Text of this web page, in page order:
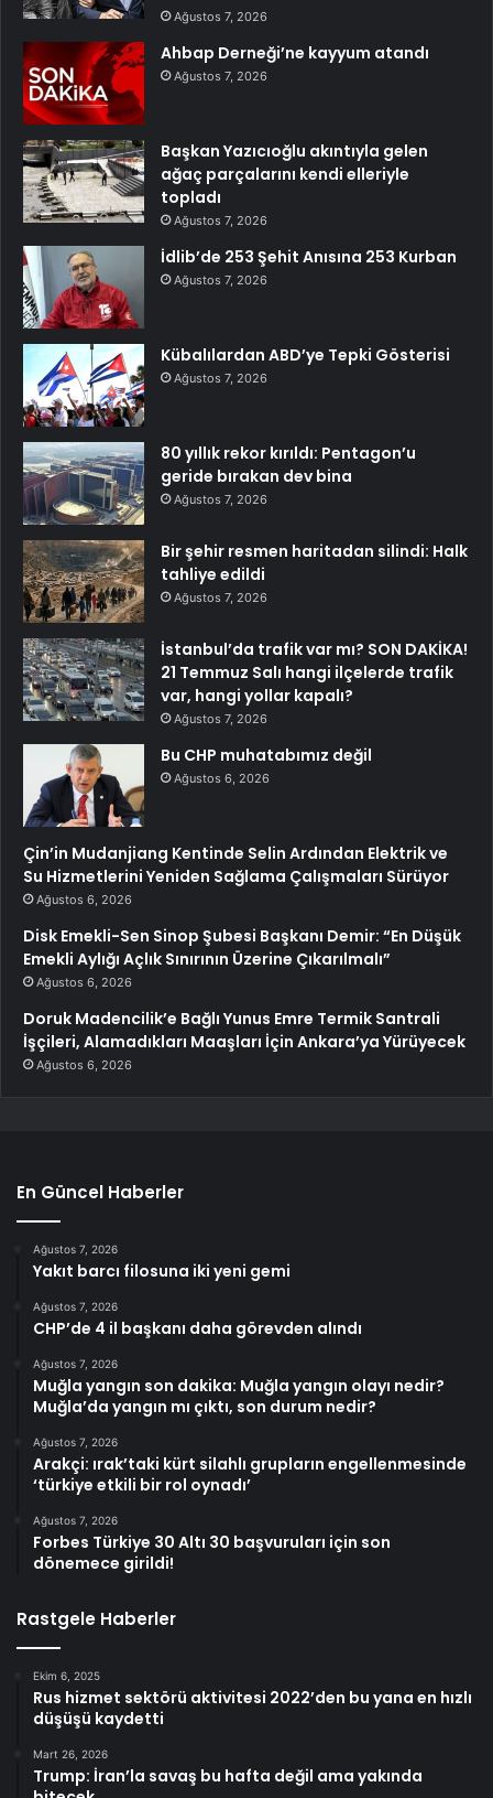
Ağustos 7, 2026
Ahbap Derneği’ne kayyum atandı
Ağustos 7, 2026
Başkan Yazıcıoğlu akıntıyla gelen
ağaç parçalarını kendi elleriyle
topladı
Ağustos 7, 2026
İdlib’de 253 Şehit Anısına 253 Kurban
Ağustos 7, 2026
Kübalılardan ABD’ye Tepki Gösterisi
Ağustos 7, 2026
80 yıllık rekor kırıldı: Pentagon’u
geride bırakan dev bina
Ağustos 7, 2026
Bir şehir resmen haritadan silindi: Halk
tahliye edildi
Ağustos 7, 2026
İstanbul’da trafik var mı? SON DAKİKA!
21 Temmuz Salı hangi ilçelerde trafik
var, hangi yollar kapalı?
Ağustos 7, 2026
Bu CHP muhatabımız değil
Ağustos 6, 2026
Çin’in Mudanjiang Kentinde Selin Ardından Elektrik ve
Su Hizmetlerini Yeniden Sağlama Çalışmaları Sürüyor
Ağustos 6, 2026
Disk Emekli-Sen Sinop Şubesi Başkanı Demir: “En Düşük
Emekli Aylığı Açlık Sınırının Üzerine Çıkarılmalı”
Ağustos 6, 2026
Doruk Madencilik’e Bağlı Yunus Emre Termik Santrali
İşçileri, Alamadıkları Maaşları İçin Ankara’ya Yürüyecek
Ağustos 6, 2026
En Güncel Haberler
Ağustos 7, 2026
Yakıt barcı filosuna iki yeni gemi
Ağustos 7, 2026
CHP’de 4 il başkanı daha görevden alındı
Ağustos 7, 2026
Muğla yangın son dakika: Muğla yangın olayı nedir?
Muğla’da yangın mı çıktı, son durum nedir?
Ağustos 7, 2026
Arakçi: ırak’taki kürt silahlı grupların engellenmesinde
‘türkiye etkili bir rol oynadı’
Ağustos 7, 2026
Forbes Türkiye 30 Altı 30 başvuruları için son
dönemece girildi!
Rastgele Haberler
Ekim 6, 2025
Rus hizmet sektörü aktivitesi 2022’den bu yana en hızlı
düşüşü kaydetti
Mart 26, 2026
Trump: İran’la savaş bu hafta değil ama yakında